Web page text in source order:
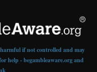
if not controlled and may
help - begambleaware.org and